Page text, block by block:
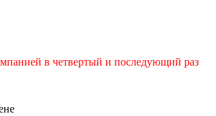
в четвертый и последующий раз